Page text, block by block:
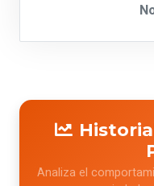
Analiza el